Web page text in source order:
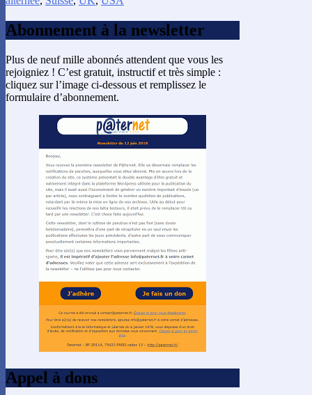
Abonnement à la newsletter
Plus de neuf mille abonnés attendent que vous les
rejoigniez ! C’est gratuit, instructif et très simple :
cliquez sur l’image ci-dessous et remplissez le
formulaire d’abonnement.
Appel à dons